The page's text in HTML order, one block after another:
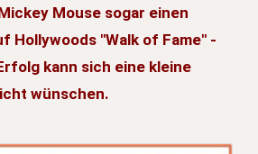
Mouse sogar einen
Hollywoods "Walk of Fame" -
kann sich eine kleine
wünschen.